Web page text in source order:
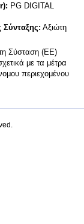
PG DIGITAL
Σύνταξης: Αξιώτη
τη Σύσταση (ΕΕ)
με τα μέτρα
περιεχομένου